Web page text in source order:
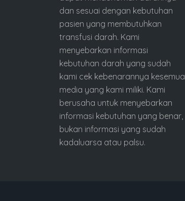
dan sesuai dengan kebutuhan
pasien yang membutuhkan
transfusi darah. Kami
menyebarkan informasi
kebutuhan darah yang sudah
kami cek kebenarannya kesemua
media yang kami miliki. Kami
berusaha untuk menyebarkan
informasi kebutuhan yang benar,
bukan informasi yang sudah
kadaluarsa atau palsu.